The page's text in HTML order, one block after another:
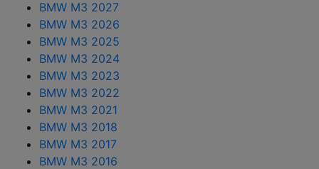
BMW M3 2027
BMW M3 2026
BMW M3 2025
BMW M3 2024
BMW M3 2023
BMW M3 2022
BMW M3 2021
BMW M3 2018
BMW M3 2017
BMW M3 2016